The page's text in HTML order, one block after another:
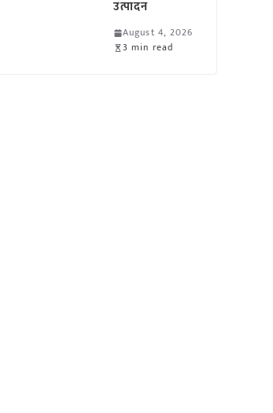
उत्पादन
August 4, 2026
3 min read